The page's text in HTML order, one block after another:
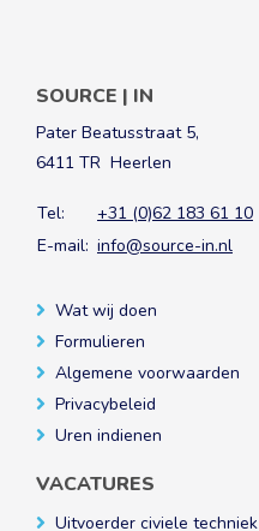
SOURCE | IN
Pater Beatusstraat 5,
6411 TR Heerlen
Tel:
+31 (0)62 183 61 10
E-mail: info@source-in.nl
Wat wij doen
Formulieren
Algemene voorwaarden
Privacybeleid
Uren indienen
VACATURES
Uitvoerder civiele techniek